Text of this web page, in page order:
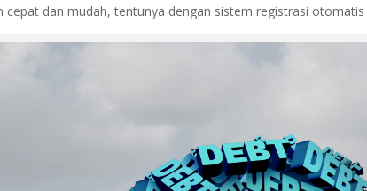
cepat dan mudah, tentunya dengan sistem registrasi